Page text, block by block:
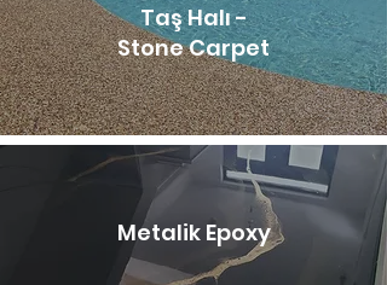
Taş Halı -
Stone Carpet
Metalik Epoxy